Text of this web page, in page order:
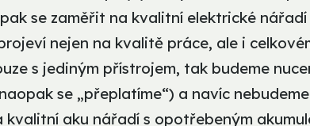
se zaměřit na kvalitní elektrické
nejen na kvalitě práce, ale i
s jediným přístrojem, tak budeme
se „přeplatíme“) a navíc
kvalitní aku nářadí s opotřebeným